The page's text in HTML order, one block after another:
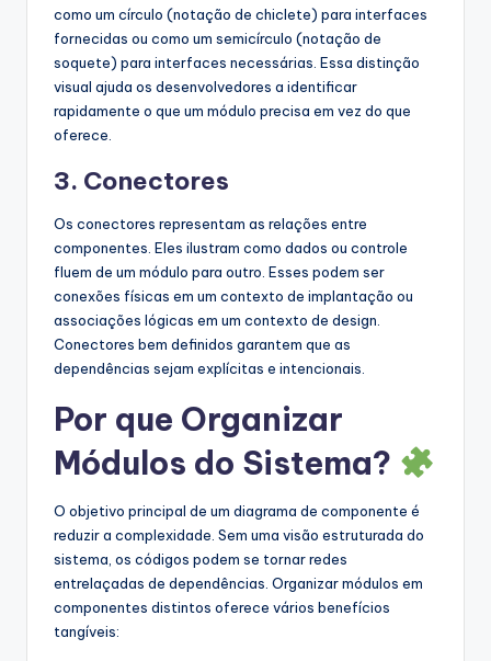
como um círculo (notação de chiclete) para interfaces
fornecidas ou como um semicírculo (notação de
soquete) para interfaces necessárias. Essa distinção
visual ajuda os desenvolvedores a identificar
rapidamente o que um módulo precisa em vez do que
oferece.
3. Conectores
Os conectores representam as relações entre
componentes. Eles ilustram como dados ou controle
fluem de um módulo para outro. Esses podem ser
conexões físicas em um contexto de implantação ou
associações lógicas em um contexto de design.
Conectores bem definidos garantem que as
dependências sejam explícitas e intencionais.
Por que Organizar
Módulos do Sistema?
O objetivo principal de um diagrama de componente é
reduzir a complexidade. Sem uma visão estruturada do
sistema, os códigos podem se tornar redes
entrelaçadas de dependências. Organizar módulos em
componentes distintos oferece vários benefícios
tangíveis: